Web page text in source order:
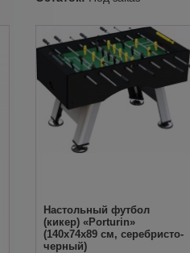
Настольный футбол
(кикер) «Porturin»
(140x74x89 см, серебристо-
черный)